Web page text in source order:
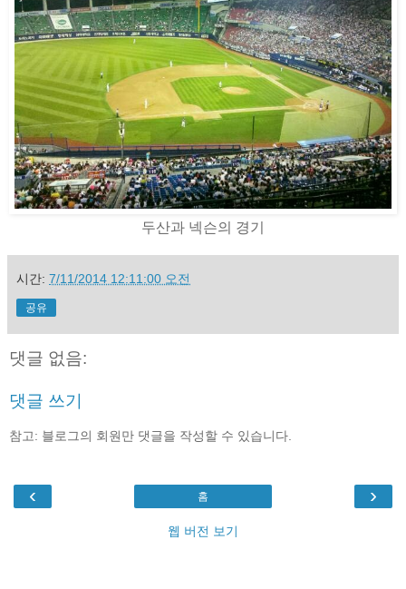
두산과 넥슨의 경기
시간: 7/11/2014 12:11:00 오전
공유
댓글 없음:
댓글 쓰기
참고: 블로그의 회원만 댓글을 작성할 수 있습니다.
‹ ›
홈
웹 버전 보기